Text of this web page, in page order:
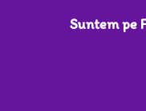
Suntem pe